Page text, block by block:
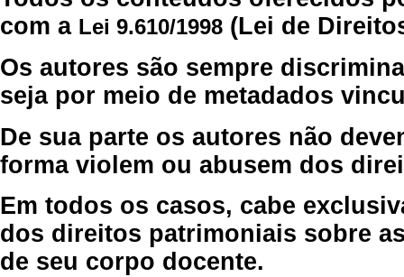
com a Lei 9.610/1998 (Lei de
Os autores são sempre
seja por meio de metadados
De sua parte os autores não
forma violem ou abusem dos
Em todos os casos, cabe
dos direitos patrimoniais sobre
de seu corpo docente.